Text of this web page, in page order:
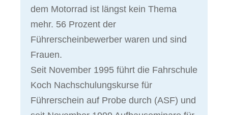
dem Motorrad ist längst kein Thema
mehr. 56 Prozent der
Führerscheinbewerber waren und sind
Frauen.
Seit November 1995 führt die Fahrschule
Koch Nachschulungskurse für
Führerschein auf Probe durch (ASF) und